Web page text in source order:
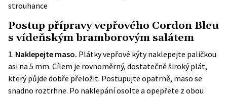
strouhance
Postup přípravy vepřového Cordon Bleu
s vídeňským bramborovým salátem
1. Naklepejte maso. Plátky vepřové kýty naklepejte paličkou
asi na 5 mm. Cílem je rovnoměrný, dostatečně široký plát,
který půjde dobře přeložit. Postupujte opatrně, maso se
snadno roztrhne. Po naklepání osolte a opepřete z obou